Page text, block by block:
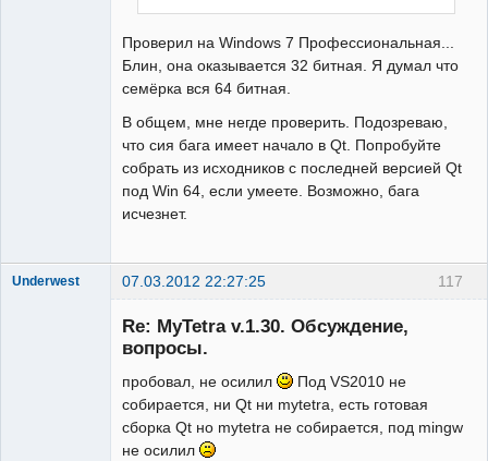
Проверил на Windows 7 Профессиональная...
Блин, она оказывается 32 битная. Я думал что
семёрка вся 64 битная.
В общем, мне негде проверить. Подозреваю,
что сия бага имеет начало в Qt. Попробуйте
собрать из исходников с последней версией Qt
под Win 64, если умеете. Возможно, бага
исчезнет.
117
Underwest 07.03.2012 22:27:25
Re: MyTetra v.1.30. Обсуждение,
вопросы.
пробовал, не осилил
Под VS2010 не
собирается, ни Qt ни mytetra, есть готовая
сборка Qt но mytetra не собирается, под mingw
не осилил